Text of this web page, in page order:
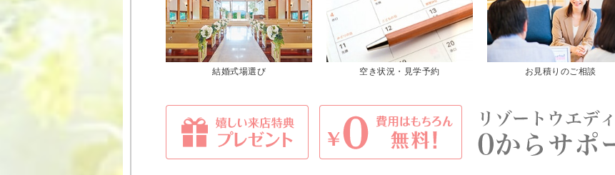
結婚式場選び 空き状況・見学予約 お見積りのご相談